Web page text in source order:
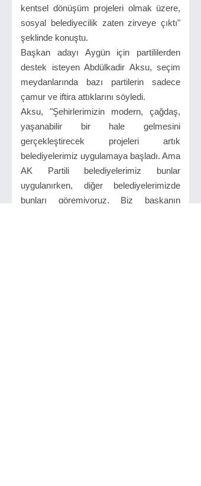
kentsel dönüşüm projeleri olmak üzere,
sosyal belediyecilik zaten zirveye çıktı"
şeklinde konuştu.
Başkan adayı Aygün için partililerden
destek isteyen Abdülkadir Aksu, seçim
meydanlarında bazı partilerin sadece
çamur ve iftira attıklarını söyledi.
Aksu, "Şehirlerimizin modern, çağdaş,
yaşanabilir bir hale gelmesini
gerçekleştirecek projeleri artık
belediyelerimiz uygulamaya başladı. Ama
AK Partili belediyelerimiz bunlar
uygulanırken, diğer belediyelerimizde
bunları göremiyoruz. Biz başkanın